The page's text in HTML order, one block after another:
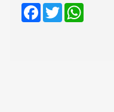
Facebook
Twitter